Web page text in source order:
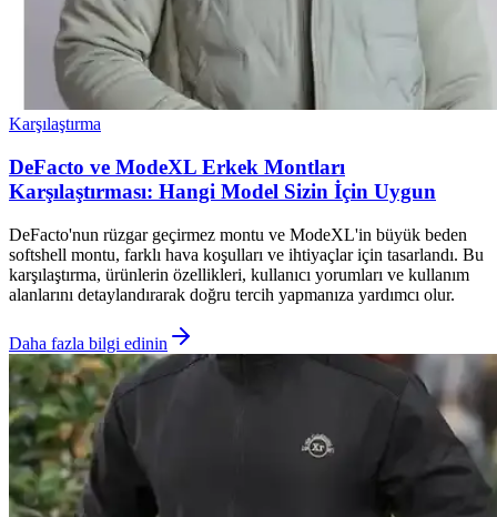
Karşılaştırma
DeFacto ve ModeXL Erkek Montları
Karşılaştırması: Hangi Model Sizin İçin Uygun
DeFacto'nun rüzgar geçirmez montu ve ModeXL'in büyük beden
softshell montu, farklı hava koşulları ve ihtiyaçlar için tasarlandı. Bu
karşılaştırma, ürünlerin özellikleri, kullanıcı yorumları ve kullanım
alanlarını detaylandırarak doğru tercih yapmanıza yardımcı olur.
Daha fazla bilgi edinin